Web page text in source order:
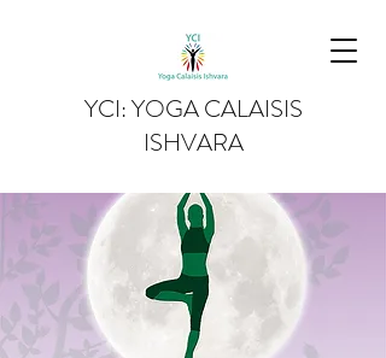
YCI: YOGA CALAISIS
ISHVARA